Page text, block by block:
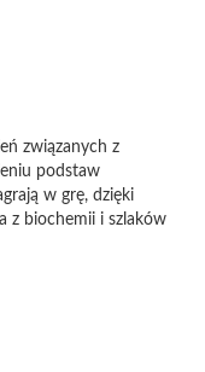
związanych z
podstaw
w grę, dzięki
z biochemii i szlaków